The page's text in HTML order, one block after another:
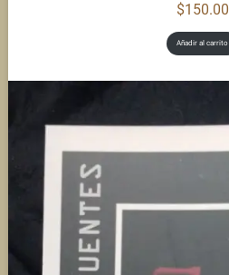
$150.00
Añadir al carrito